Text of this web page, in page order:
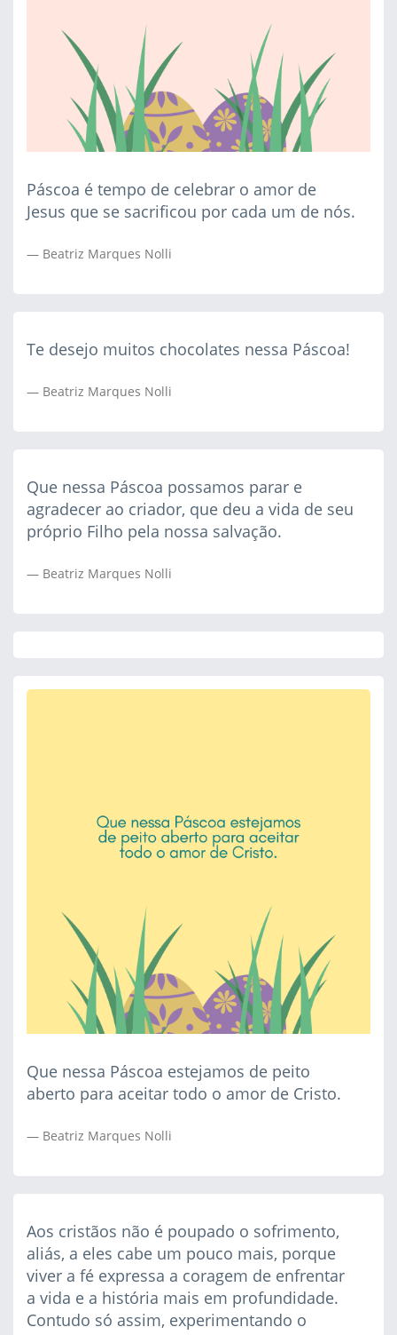
Páscoa é tempo de celebrar o amor de
Jesus que se sacrificou por cada um de nós.
Beatriz Marques Nolli
Te desejo muitos chocolates nessa Páscoa!
Beatriz Marques Nolli
Que nessa Páscoa possamos parar e
agradecer ao criador, que deu a vida de seu
próprio Filho pela nossa salvação.
Beatriz Marques Nolli
Que nessa Páscoa estejamos de peito
aberto para aceitar todo o amor de Cristo.
Beatriz Marques Nolli
Aos cristãos não é poupado o sofrimento,
aliás, a eles cabe um pouco mais, porque
viver a fé expressa a coragem de enfrentar
a vida e a história mais em profundidade.
Contudo só assim, experimentando o